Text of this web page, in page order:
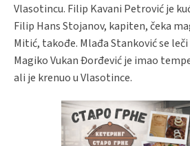
Vlasotincu. Filip Kavani Petrović je
Filip Hans Stojanov, kapiten, čeka
Mitić, takođe. Mlađa Stanković se leči
Magiko Vukan Đorđević je imao
ali je krenuo u Vlasotince.